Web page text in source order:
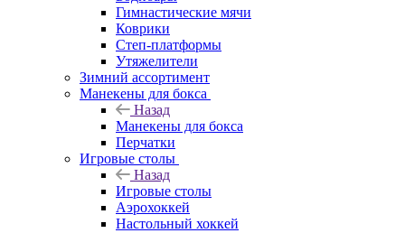
Гимнастические мячи
Коврики
Степ-платформы
Утяжелители
Зимний ассортимент
Манекены для бокса
Назад
Манекены для бокса
Перчатки
Игровые столы
Назад
Игровые столы
Аэрохоккей
Настольный хоккей